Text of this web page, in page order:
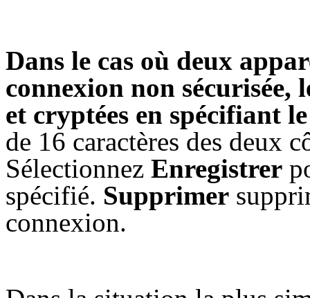
Dans le cas où deux
connexion non sécurisée,
et cryptées en spécifiant
de 16 caractères des deux
Sélectionnez Enregistrer
spécifié. Supprimer
connexion.